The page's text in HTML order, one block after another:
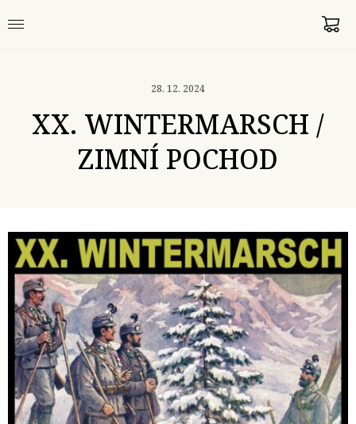
28. 12. 2024
XX. WINTERMARSCH /
ZIMNÍ POCHOD